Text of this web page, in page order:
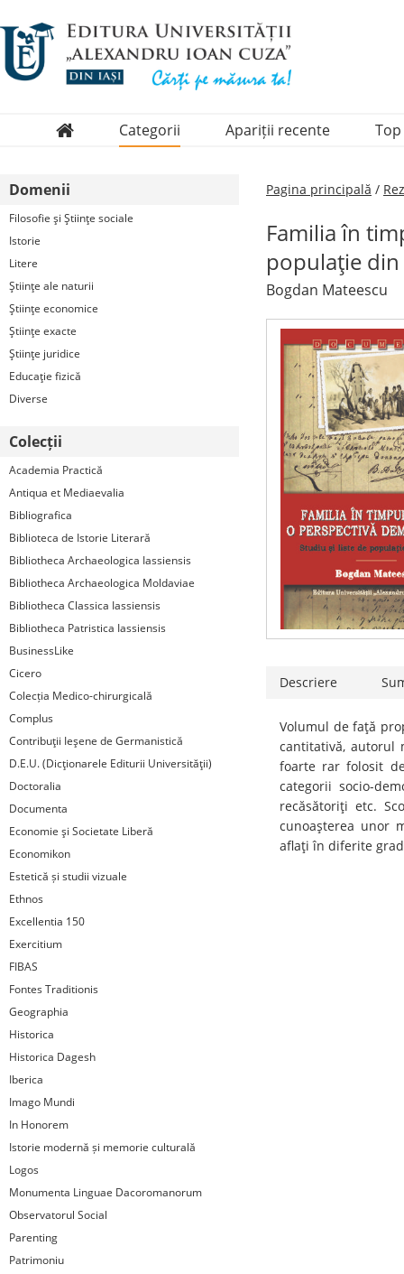
Categorii
Periodice
Apariții recente Top
Domenii
Filosofie şi Ştiinţe sociale
Istorie
Litere
Ştiinţe ale naturii
Ştiinţe economice
Ştiinţe exacte
Ştiinţe juridice
Educaţie fizică
Diverse
Colecții
Academia Practică
Antiqua et Mediaevalia
Bibliografica
Biblioteca de Istorie Literară
Bibliotheca Archaeologica Iassiensis
Bibliotheca Archaeologica Moldaviae
Bibliotheca Classica Iassiensis
Bibliotheca Patristica Iassiensis
BusinessLike
Cicero
Colecția Medico-chirurgicală
Complus
Contribuţii Ieşene de Germanistică
D.E.U. (Dicţionarele Editurii Universităţii)
Doctoralia
Documenta
Economie şi Societate Liberă
Economikon
Estetică și studii vizuale
Ethnos
Excellentia 150
Exercitium
FIBAS
Fontes Traditionis
Geographia
Historica
Historica Dagesh
Iberica
Imago Mundi
In Honorem
Istorie modernă și memorie culturală
Logos
Monumenta Linguae Dacoromanorum
Observatorul Social
Parenting
Patrimoniu
Pagina principală /
Familia în
populaţie
Bogdan Mateescu
Descriere
Volumul de faţă
cantitativă, autorul
foarte rar folosit
categorii socio-
recăsătoriţi etc.
cunoaşterea unor
aflaţi în diferite